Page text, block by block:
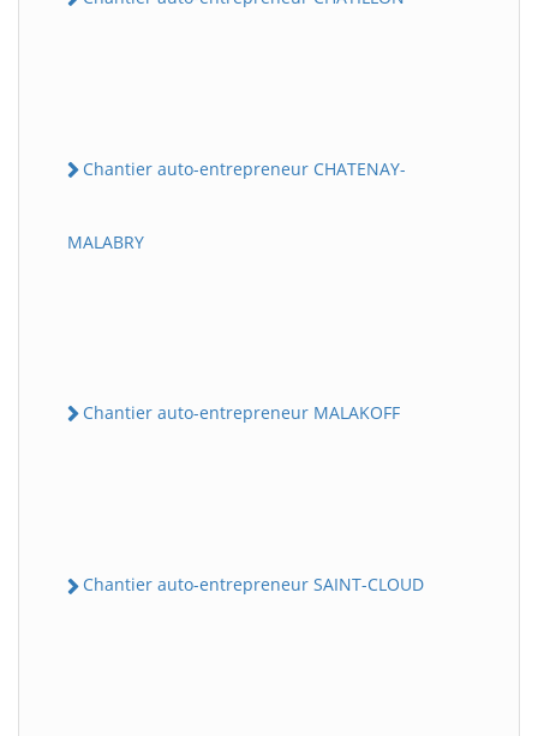
Chantier auto-entrepreneur CHATENAY-
MALABRY
Chantier auto-entrepreneur MALAKOFF
Chantier auto-entrepreneur SAINT-CLOUD